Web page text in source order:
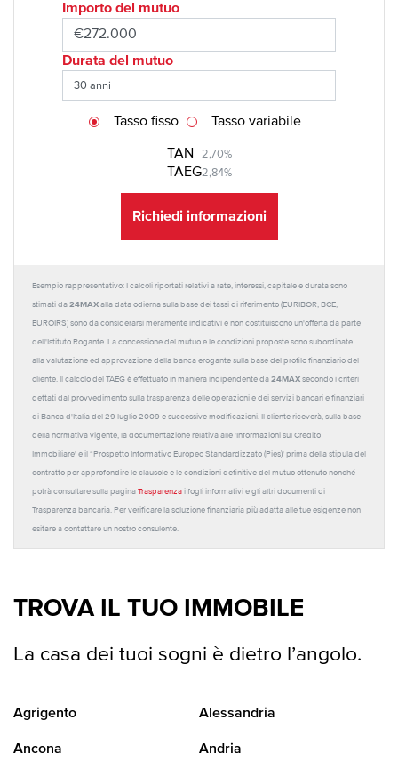
Importo del mutuo
Durata del mutuo
TAN 2,70%
TAEG2,84%
Tasso fisso Tasso variabile
Richiedi informazioni
Esempio rappresentativo: I calcoli riportati relativi a rate, interessi, capitale e durata sono
stimati da 24MAX alla data odierna sulla base dei tassi di riferimento (EURIBOR, BCE,
EUROIRS) sono da considerarsi meramente indicativi e non costituiscono un'offerta da parte
dell'Istituto Rogante. La concessione del mutuo e le condizioni proposte sono subordinate
alla valutazione ed approvazione della banca erogante sulla base del profilo finanziario del
cliente. Il calcolo del TAEG è effettuato in maniera indipendente da 24MAX secondo i criteri
dettati dal provvedimento sulla trasparenza delle operazioni e dei servizi bancari e finanziari
di Banca d'Italia del 29 luglio 2009 e successive modificazioni. Il cliente riceverà, sulla base
della normativa vigente, la documentazione relativa alle 'Informazioni sul Credito
Immobiliare' e il “Prospetto Informativo Europeo Standardizzato (Pies)' prima della stipula del
contratto per approfondire le clausole e le condizioni definitive del mutuo ottenuto nonché
potrà consultare sulla pagina Trasparenza i fogli informativi e gli altri documenti di
Trasparenza bancaria. Per verificare la soluzione finanziaria più adatta alle tue esigenze non
esitare a contattare un nostro consulente.
TROVA IL TUO IMMOBILE
La casa dei tuoi sogni è dietro l’angolo.
Agrigento Alessandria
Ancona Andria